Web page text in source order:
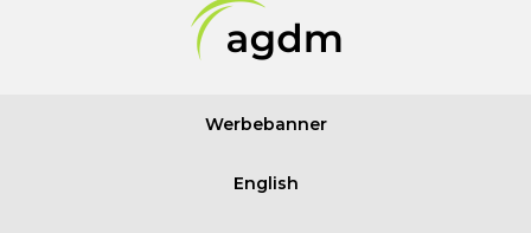
Werbebanner
English